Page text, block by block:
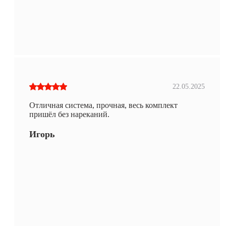
22.05.2025
Отличная система, прочная, весь комплект
пришёл без нареканий.
Игорь